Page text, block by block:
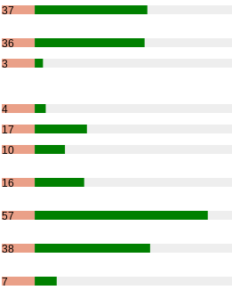
37
36
3
4
17
10
16
57
38
7